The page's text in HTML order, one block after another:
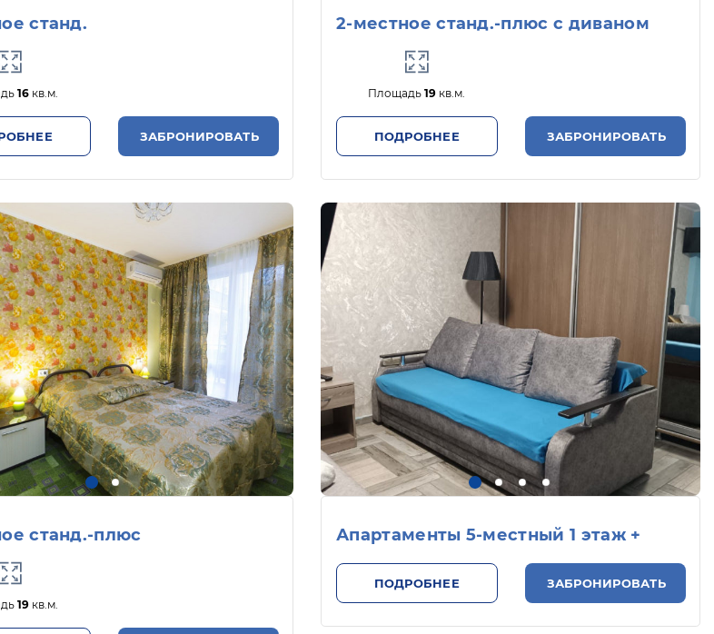
станд.
16 кв.м.
ЗАБРОНИРОВАТЬ
2-местное станд.-плюс с диваном
Площадь19 кв.м.
ПОДРОБНЕЕ ЗАБРОНИРОВАТЬ
станд.-плюс
19 кв.м.
Апартаменты 5-местный 1 этаж +
ПОДРОБНЕЕ ЗАБРОНИРОВАТЬ